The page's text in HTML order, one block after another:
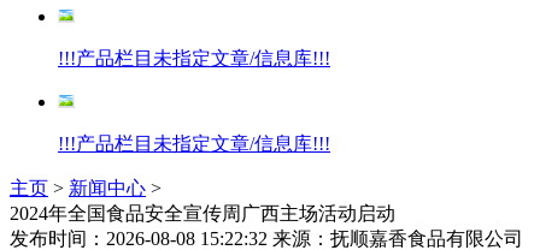
!!!产品栏目未指定文章/信息库!!!
!!!产品栏目未指定文章/信息库!!!
主页 > 新闻中心 >
2024年全国食品安全宣传周广西主场活动启动
发布时间：2026-08-08 15:22:32 来源：抚顺嘉香食品有限公司